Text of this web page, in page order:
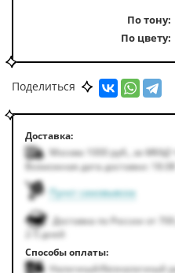
По тону
По цвету
Поделиться
Доставка:
Москва 1000руб. за МКАД
Возможная дата доставки: 18.08
Пункт самовывоза
Доставка по России от 700
2-5 дней
Способы оплаты:
Наличный/безналичный